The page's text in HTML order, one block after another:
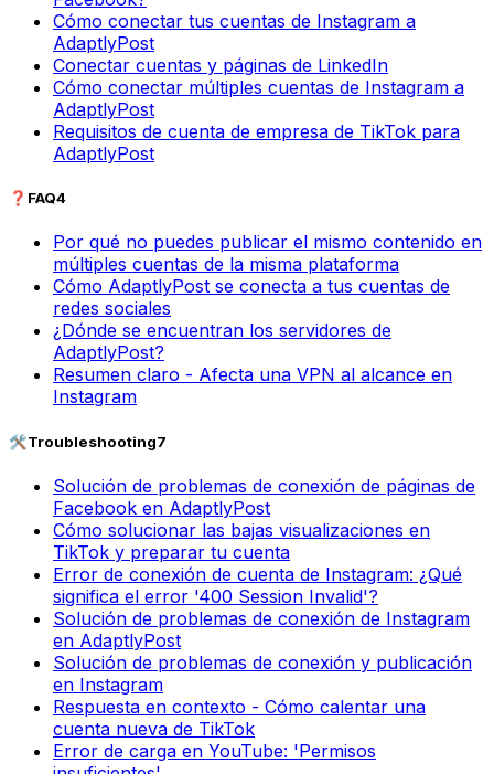
Cómo conectar tus cuentas de Instagram a
AdaptlyPost
Conectar cuentas y páginas de LinkedIn
Cómo conectar múltiples cuentas de Instagram a
AdaptlyPost
Requisitos de cuenta de empresa de TikTok para
AdaptlyPost
❓ FAQ4
Por qué no puedes publicar el mismo contenido en
múltiples cuentas de la misma plataforma
Cómo AdaptlyPost se conecta a tus cuentas de
redes sociales
¿Dónde se encuentran los servidores de
AdaptlyPost?
Resumen claro - Afecta una VPN al alcance en
Instagram
🛠️Troubleshooting7
Solución de problemas de conexión de páginas de
Facebook en AdaptlyPost
Cómo solucionar las bajas visualizaciones en
TikTok y preparar tu cuenta
Error de conexión de cuenta de Instagram: ¿Qué
significa el error '400 Session Invalid'?
Solución de problemas de conexión de Instagram
en AdaptlyPost
Solución de problemas de conexión y publicación
en Instagram
Respuesta en contexto - Cómo calentar una
cuenta nueva de TikTok
Error de carga en YouTube: 'Permisos